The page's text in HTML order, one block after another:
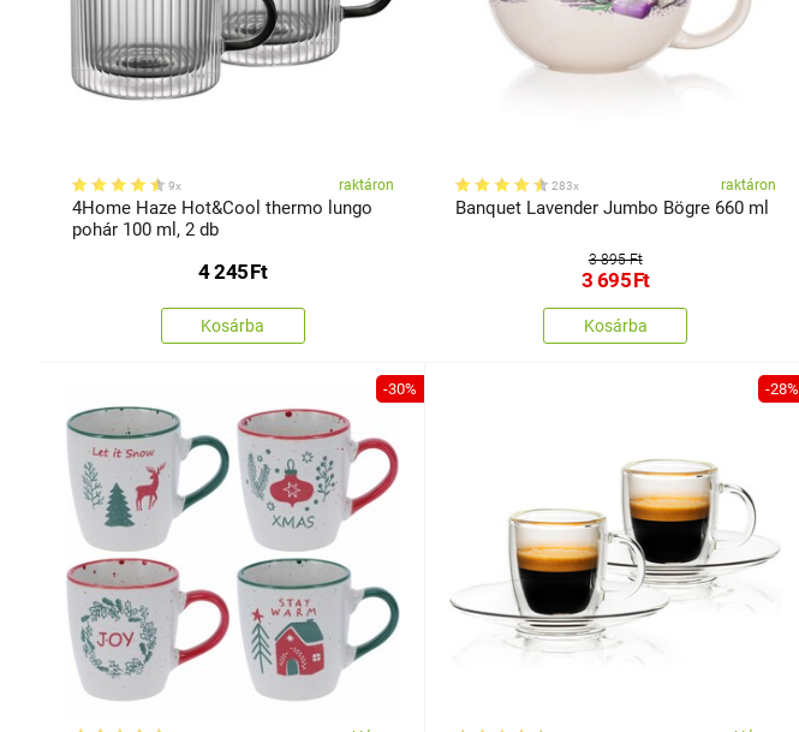
9x raktáron
4Home Haze Hot&Cool thermo lungo
pohár 100 ml, 2 db
4 245Ft
Kosárba
283x raktáron
Banquet Lavender Jumbo Bögre 660 ml
3 895 Ft
3 695Ft
Kosárba
-30% -28%